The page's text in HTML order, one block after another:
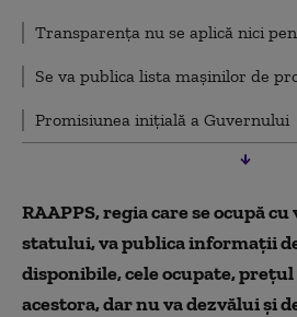
Transparența nu se aplică nici
Se va publica lista mașinilor de
Promisiunea inițială a Guvernului
RAAPPS, regia care se ocupă
statului, va publica informații
disponibile, cele ocupate,
acestora, dar nu va dezvălui și